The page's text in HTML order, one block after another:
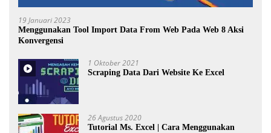
19 Januari 2023
Menggunakan Tool Import Data From Web Pada Web 8 Aksi
Konvergensi
1 Oktober 2021
Scraping Data Dari Website Ke Excel
26 Agustus 2020
Tutorial Ms. Excel | Cara Menggunakan